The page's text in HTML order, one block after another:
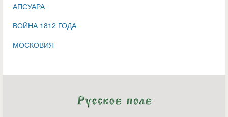
АПСУАРА
ВОЙНА 1812 ГОДА
МОСКОВИЯ